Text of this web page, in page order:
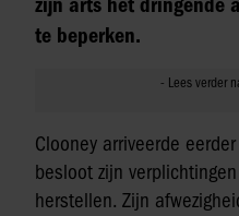
zijn arts het dringende
te beperken.
Clooney arriveerde
besloot zijn
herstellen. Zijn